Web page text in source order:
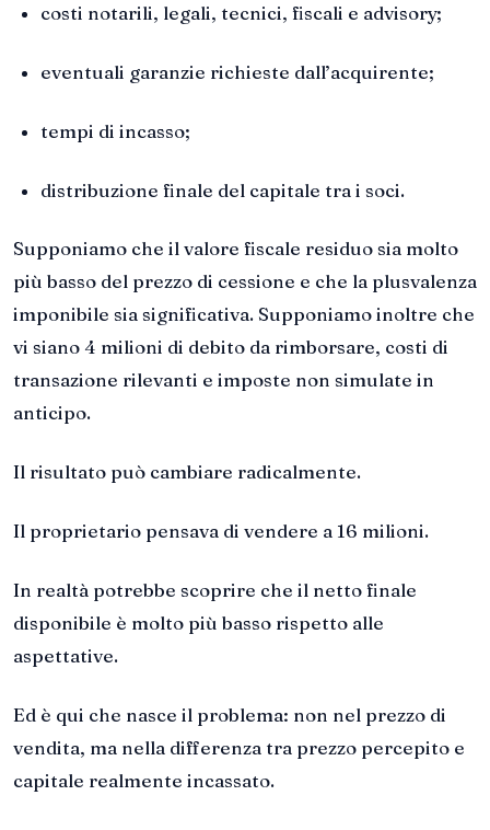
costi notarili, legali, tecnici, fiscali e advisory;
eventuali garanzie richieste dall’acquirente;
tempi di incasso;
distribuzione finale del capitale tra i soci.
Supponiamo che il valore fiscale residuo sia molto
più basso del prezzo di cessione e che la plusvalenza
imponibile sia significativa. Supponiamo inoltre che
vi siano 4 milioni di debito da rimborsare, costi di
transazione rilevanti e imposte non simulate in
anticipo.
Il risultato può cambiare radicalmente.
Il proprietario pensava di vendere a 16 milioni.
In realtà potrebbe scoprire che il netto finale
disponibile è molto più basso rispetto alle
aspettative.
Ed è qui che nasce il problema: non nel prezzo di
vendita, ma nella differenza tra prezzo percepito e
capitale realmente incassato.